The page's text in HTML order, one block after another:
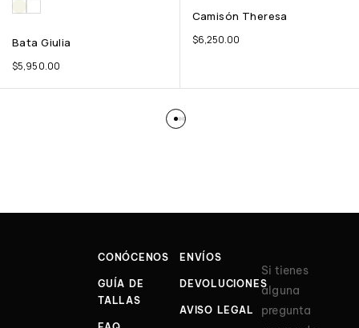
Bata Giulia
$5,950.00
Camisón Theresa
$6,250.00
CONÓCENOS
GUÍA DE
TALLAS
ENVÍOS
DEVOLUCIONES
AVISO LEGAL
Si tienes
alguna
pregunta